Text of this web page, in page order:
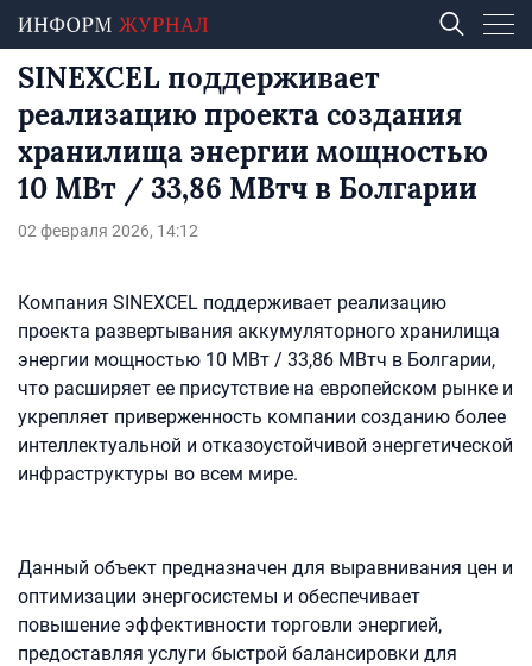
SINEXCEL поддерживает
реализацию проекта создания
хранилища энергии мощностью
10 МВт / 33,86 МВтч в Болгарии
02 февраля 2026, 14:12
Компания SINEXCEL поддерживает реализацию
проекта развертывания аккумуляторного хранилища
энергии мощностью 10 МВт / 33,86 МВтч в Болгарии,
что расширяет ее присутствие на европейском рынке и
укрепляет приверженность компании созданию более
интеллектуальной и отказоустойчивой энергетической
инфраструктуры во всем мире.
Данный объект предназначен для выравнивания цен и
оптимизации энергосистемы и обеспечивает
повышение эффективности торговли энергией,
предоставляя услуги быстрой балансировки для